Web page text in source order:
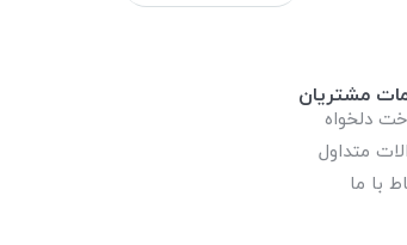
مشتریان
دلخواه
متداول
با ما